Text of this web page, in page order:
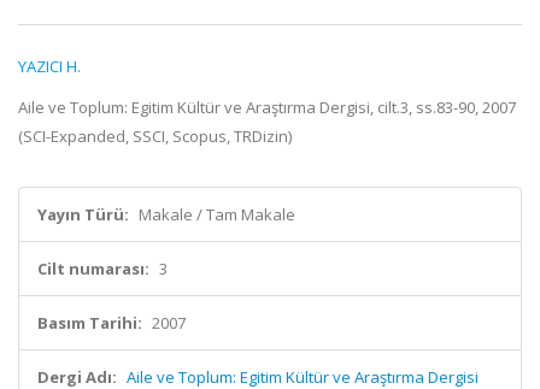
YAZICI H.
Aile ve Toplum: Egitim Kültür ve Araştırma Dergisi, cilt.3, ss.83-90, 2007
(SCI-Expanded, SSCI, Scopus, TRDizin)
Yayın Türü: Makale / Tam Makale
Cilt numarası: 3
Basım Tarihi: 2007
Dergi Adı: Aile ve Toplum: Egitim Kültür ve Araştırma Dergisi